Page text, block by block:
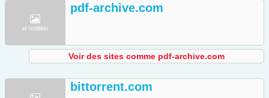
pdf-archive.com
Voir des sites comme pdf-archive.com
bittorrent.com